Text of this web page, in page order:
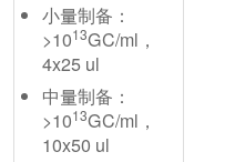
⼩量制备：
>1013GC/ml，
4x25 ul
中量制备：
>1013GC/ml，
10x50 ul